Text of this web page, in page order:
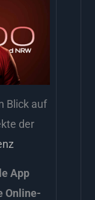
Blick auf
der
App
Online-